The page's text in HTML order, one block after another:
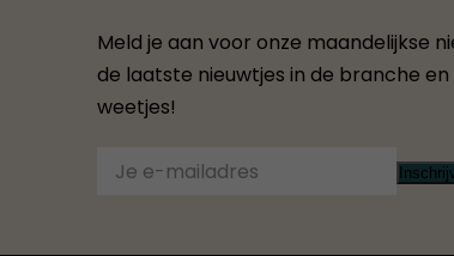
Meld je aan voor onze maandelijkse
de laatste nieuwtjes in de branche
weetjes!